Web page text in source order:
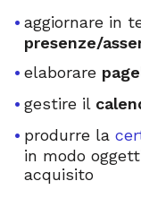
aggiornare in
presenze/
elaborare
gestire il
produrre la
in modo
acquisito